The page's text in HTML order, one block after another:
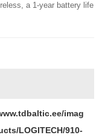
a 1-year battery life
imag
LOGITECH/910-